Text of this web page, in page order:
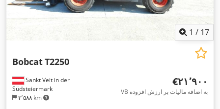
1 / 17
Sankt Veit in der
Südsteiermark
۳٬۵۸۸ km
BobcatT2250
‎€۲۱٬۹۰۰
VB به اضافه مالیات بر ارزش افزوده